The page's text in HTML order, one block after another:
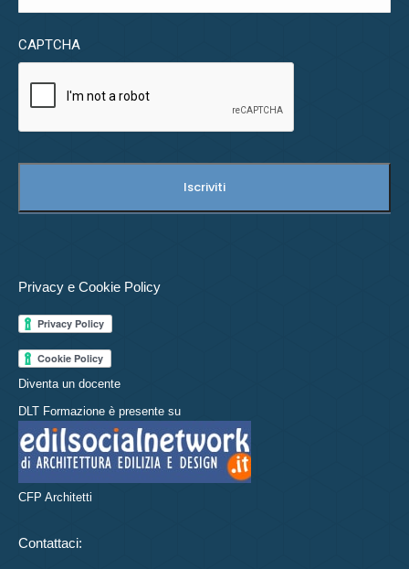
CAPTCHA
Privacy e Cookie Policy
Diventa un docente
DLT Formazione è presente su
CFP Architetti
Contattaci: